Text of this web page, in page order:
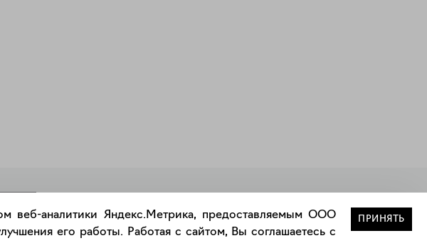
веб-аналитики Яндекс.Метрика, предоставляемым ООО
его работы. Работая с сайтом, Вы соглашаетесь с
ПРИНЯТЬ